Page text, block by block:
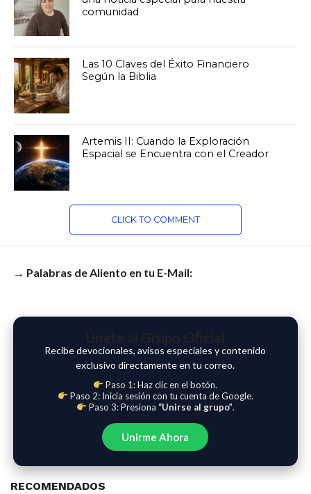
comunidad
Las 10 Claves del Éxito Financiero
Según la Biblia
Artemis II: Cuando la Exploración
Espacial se Encuentra con el Creador
CLICK TO COMMENT
→ Palabras de Aliento en tu E-Mail:
Recibe devocionales, avisos especiales y contenido
exclusivo directamente en tu correo.
Paso 1: Haz clic en el botón.
Paso 2: Inicia sesión con tu cuenta de Google.
Paso 3: Presiona “Unirse al grupo”.
Unirme Ahora
RECOMENDADOS